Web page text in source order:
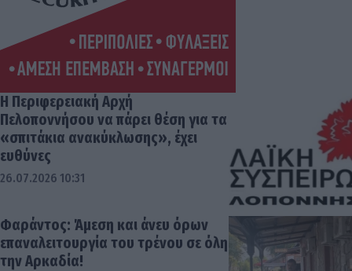
Η Περιφερειακή Αρχή
Πελοποννήσου να πάρει θέση για τα
«σπιτάκια ανακύκλωσης», έχει
ευθύνες
26.07.2026 10:31
Φαράντος: Άμεση και άνευ όρων
επαναλειτουργία του τρένου σε όλη
την Αρκαδία!